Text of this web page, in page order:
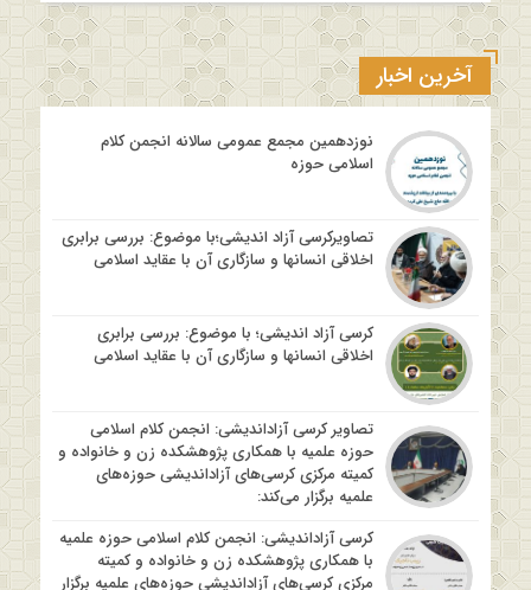
آخرین اخبار
نوزدهمین مجمع عمومی سالانه انجمن کلام
اسلامی حوزه
تصاویرکرسی آزاد اندیشی؛با موضوع: بررسی برابری
اخلاقی انسانها و سازگاری آن با عقاید اسلامی
کرسی آزاد اندیشی؛ با موضوع: بررسی برابری
اخلاقی انسانها و سازگاری آن با عقاید اسلامی
تصاویر کرسی آزاداندیشی: انجمن کلام اسلامی
حوزه علمیه با همکاری پژوهشکده زن و خانواده و
کمیته مرکزی کرسی‌های آزاداندیشی حوزه‌های
علمیه برگزار می‌کند:
کرسی آزاداندیشی: انجمن کلام اسلامی حوزه علمیه
با همکاری پژوهشکده زن و خانواده و کمیته
مرکزی کرسی‌های آزاداندیشی حوزه‌های علمیه برگزار